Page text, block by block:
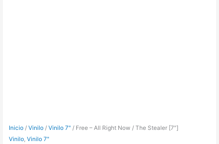
Inicio /Vinilo /Vinilo 7" / Free – All Right Now / The Stealer [7″]
Vinilo,Vinilo 7"